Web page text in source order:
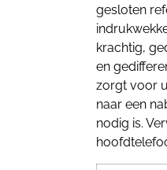
gesloten
krachtig,
en
zorgt voor
naar een
nodig is.